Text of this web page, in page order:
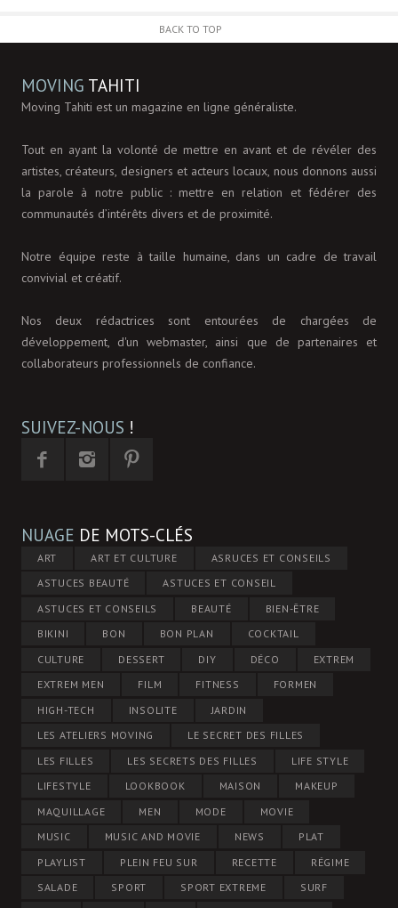
BACK TO TOP
MOVING TAHITI
Moving Tahiti est un magazine en ligne généraliste.
Tout en ayant la volonté de mettre en avant et de révéler des
artistes, créateurs, designers et acteurs locaux, nous donnons aussi
la parole à notre public : mettre en relation et fédérer des
communautés d’intérêts divers et de proximité.
Notre équipe reste à taille humaine, dans un cadre de travail
convivial et créatif.
Nos deux rédactrices sont entourées de chargées de
développement, d'un webmaster, ainsi que de partenaires et
collaborateurs professionnels de confiance.
SUIVEZ-NOUS !
NUAGE DE MOTS-CLÉS
ART ART ET CULTURE
ASRUCES ET CONSEILS
ASTUCES BEAUTÉ
ASTUCES ET CONSEIL
ASTUCES ET CONSEILS
BEAUTÉ
BIEN-ÊTRE
BIKINI
BON BON PLAN
COCKTAIL
CULTURE
DESSERT DIY DÉCO
EXTREM
EXTREM MEN
FILM FITNESS
FORMEN
HIGH-TECH
INSOLITE
JARDIN
LES ATELIERS MOVING
LE SECRET DES FILLES
LES FILLES
LES SECRETS DES FILLES
LIFE STYLE
LIFESTYLE
LOOKBOOK MAISON
MAKEUP
MAQUILLAGE
MEN MODE
MOVIE
MUSIC
MUSIC AND MOVIE NEWS
PLAT
PLAYLIST
PLEIN FEU SUR RECETTE
RÉGIME
SALADE
SPORT SPORT EXTREME
SURF